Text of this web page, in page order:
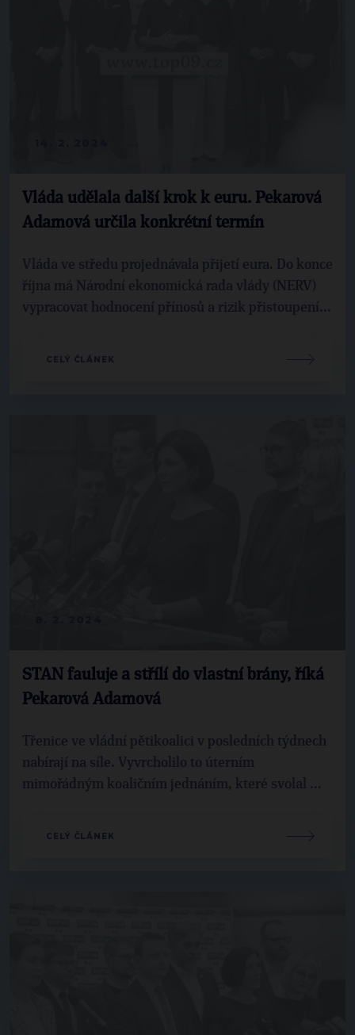
Vláda udělala další krok k euru. Pekarová
Adamová určila konkrétní termín
Vláda ve středu projednávala přijetí eura. Do konce
října má Národní ekonomická rada vlády (NERV)
vypracovat hodnocení přínosů a rizik přistoupení...
CELÝ ČLÁNEK
STAN fauluje a střílí do vlastní brány, říká
Pekarová Adamová
Třenice ve vládní pětikoalici v posledních týdnech
nabírají na síle. Vyvrcholilo to úterním
mimořádným koaličním jednáním, které svolal ...
CELÝ ČLÁNEK